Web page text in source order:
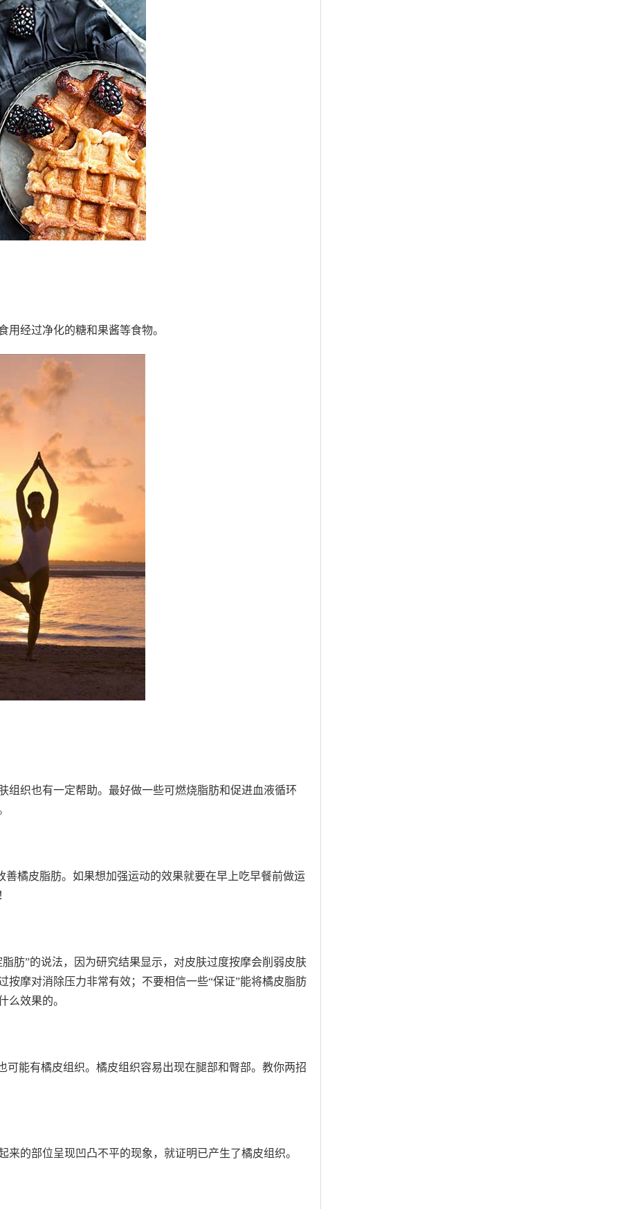
经过净化的糖和果酱等食物。
组织也有一定帮助。最好做一些可燃烧脂肪和促进血液循环
善橘皮脂肪。如果想加强运动的效果就要在早上吃早餐前做运
肪”的说法，因为研究结果显示，对皮肤过度按摩会削弱皮肤
摩对消除压力非常有效；不要相信一些“保证”能将橘皮脂肪
么效果的。
可能有橘皮组织。橘皮组织容易出现在腿部和臀部。教你两招
的部位呈现凹凸不平的现象，就证明已产生了橘皮组织。